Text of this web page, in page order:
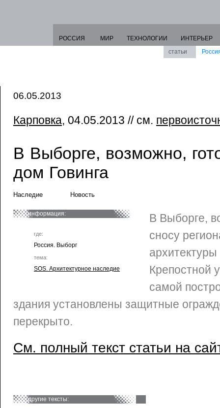
РОССИЯ МИР ТЕХНОЛОГИИ
ИНТЕРЬЕР
статьи
06.05.2013
Карповка, 04.05.2013 // см.
В Выборге, возможно,
дом Говинга
Наследие Новость
информация:
где:
Россия. Выборг
тема:
SOS. Архитектурное наследие
В Выборге,
сносу
Крепостной
самой
здания установлены защитные
перекрыто.
См. полный текст статьи на
другие тексты: